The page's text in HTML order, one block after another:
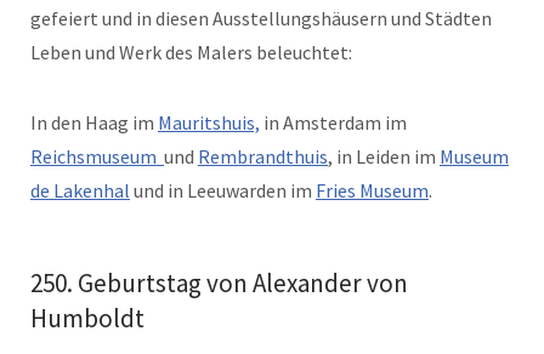
gefeiert und in diesen Ausstellungshäusern und Städten
Leben und Werk des Malers beleuchtet:
In den Haag im Mauritshuis, in Amsterdam im
Reichsmuseum und Rembrandthuis, in Leiden im Museum
de Lakenhal und in Leeuwarden im Fries Museum.
250. Geburtstag von Alexander von
Humboldt